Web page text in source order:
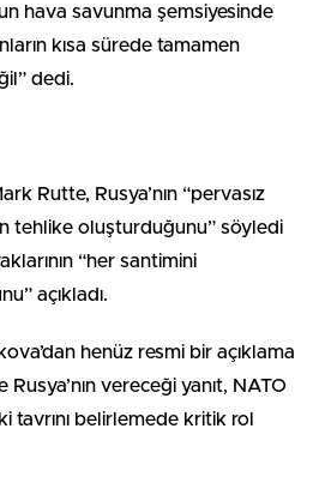
hava savunma şemsiyesinde
kısa sürede tamamen
dedi.
Rutte, Rusya’nın “pervasız
tehlike oluşturduğunu” söyledi
“her santimini
açıkladı.
henüz resmi bir açıklama
vereceği yanıt, NATO
tavrını belirlemede kritik rol